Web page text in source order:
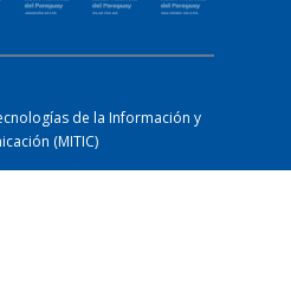
de la Información y
(MITIC)